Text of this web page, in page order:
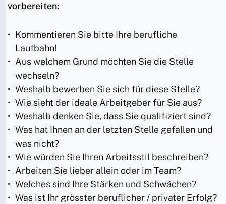
vorbereiten:
Kommentieren Sie bitte Ihre berufliche
Laufbahn!
Aus welchem Grund möchten Sie die Stelle
wechseln?
Weshalb bewerben Sie sich für diese Stelle?
Wie sieht der ideale Arbeitgeber für Sie aus?
Weshalb denken Sie, dass Sie qualifiziert sind?
Was hat Ihnen an der letzten Stelle gefallen und
was nicht?
Wie würden Sie Ihren Arbeitsstil beschreiben?
Arbeiten Sie lieber allein oder im Team?
Welches sind Ihre Stärken und Schwächen?
Was ist Ihr grösster beruflicher / privater Erfolg?